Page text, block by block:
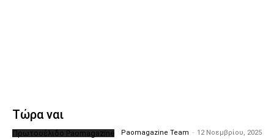
Τώρα ναι
Πρωτοσέλιδο Paomagazine Paomagazine Team - 12 Νοεμβρίου, 2025